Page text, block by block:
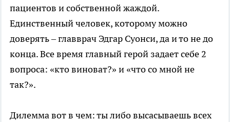
пациентов и собственной жаждой.
Единственный человек, которому можно
доверять – главврач Эдгар Суонси, да и то не до
конца. Все время главный герой задает себе 2
вопроса: «кто виноват?» и «что со мной не
так?».
Дилемма вот в чем: ты либо высасываешь всех